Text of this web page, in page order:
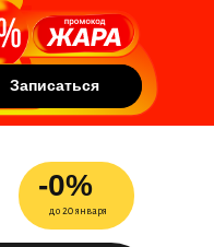
Записаться
Записаться
-0%
до 20 января